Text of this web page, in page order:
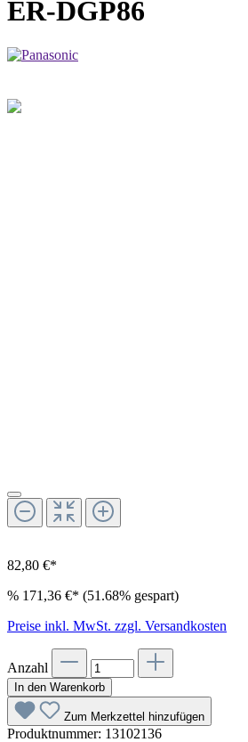
ER-DGP86
82,80 €*
% 171,36 €* (51.68% gespart)
Preise inkl. MwSt. zzgl. Versandkosten
Anzahl
In den Warenkorb
Zum Merkzettel hinzufügen
Produktnummer: 13102136